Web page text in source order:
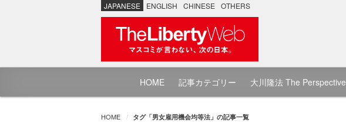
JAPANESE ENGLISH CHINESE OTHERS
HOME 記事カテゴリー 大川隆法 The Perspective
HOME タグ「男女雇用機会均等法」の記事一覧